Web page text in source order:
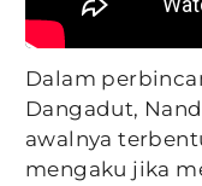
Dalam
Dangadut,
awalnya
mengaku jika